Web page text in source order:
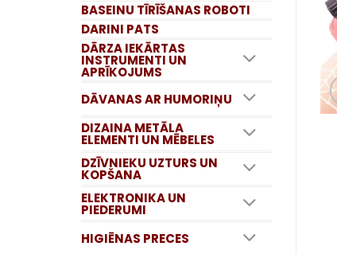
BASEINU TĪRĪŠANAS ROBOTI
DARINI PATS
DĀRZA IEKĀRTAS
INSTRUMENTI UN
APRĪKOJUMS
DĀVANAS AR HUMORIŅU
DIZAINA METĀLA
ELEMENTI UN MĒBELES
DZĪVNIEKU UZTURS UN
KOPŠANA
ELEKTRONIKA UN
PIEDERUMI
HIGIĒNAS PRECES